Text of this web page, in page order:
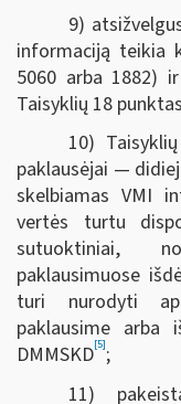
9)
informaciją teikia
5060 arba 1882)
Taisyklių 18
10)
paklausėjai —
skelbiamas VMI
vertės turtu
sutuoktiniai,
paklausimuose
turi nurodyti
paklausime
DMMSKD[5];
11)